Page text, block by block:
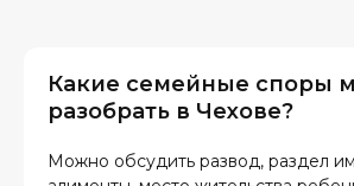
Какие семейные споры
разобрать в Чехове?
Можно обсудить развод, раздел